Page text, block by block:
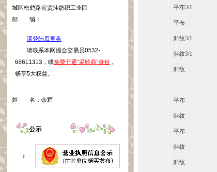
城区松鹤路前贾洼纺织工业园
邮 编：
请登陆后查看
请联系本网撮合交易员0532-
68611313，或免费开通“采购商”身份 ，
畅享5大权益。
姓 名： 余辉
公示
平布3/1
平布
斜纹3/1
斜纹3/1
斜纹
平布
斜纹
平布
斜纹
斜纹